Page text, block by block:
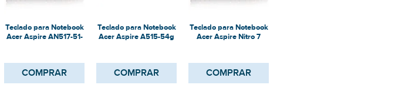
Teclado para Notebook
Acer Aspire AN517-51-
COMPRAR
Teclado para Notebook
Acer Aspire A515-54g
COMPRAR
Teclado para Notebook
Acer Aspire Nitro 7
COMPRAR